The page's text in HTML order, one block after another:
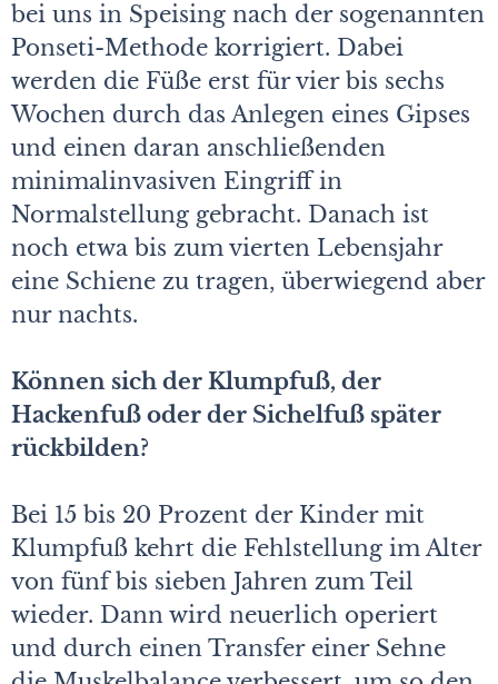
bei uns in Speising nach der sogenannten
Ponseti-Methode korrigiert. Dabei
werden die Füße erst für vier bis sechs
Wochen durch das Anlegen eines Gipses
und einen daran anschließenden
minimalinvasiven Eingriff in
Normalstellung gebracht. Danach ist
noch etwa bis zum vierten Lebensjahr
eine Schiene zu tragen, überwiegend aber
nur nachts.
Können sich der Klumpfuß, der
Hackenfuß oder der Sichelfuß später
rückbilden?
Bei 15 bis 20 Prozent der Kinder mit
Klumpfuß kehrt die Fehlstellung im Alter
von fünf bis sieben Jahren zum Teil
wieder. Dann wird neuerlich operiert
und durch einen Transfer einer Sehne